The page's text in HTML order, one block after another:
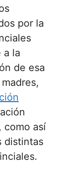
por la
a la
de esa
como así
distintas